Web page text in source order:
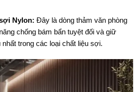
Nylon: Đây là dòng thảm văn phòng
chống bám bẩn tuyệt đối và giữ
trong các loại chất liệu sợi.